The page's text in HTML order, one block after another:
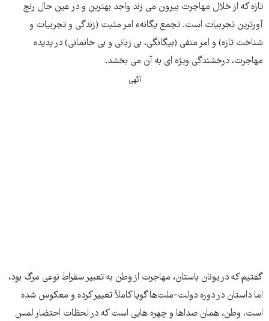
تازه که از خلال مهاجرت بیرون مى زند واجد بهترین و در عین حال رنج
آورترین تجربیات است. تجمع یگانهء امر مثبت (زندگى و تجربیات و
شناخت تازه) و امر منفى (بیگانگى، بى زبانى و بى خانمانى) در پدیده
مهاجرت، درخشندگى ویژه اى به آن مى بخشد.
آگهی
گفتیم که در یونان باستان، مهاجرت از وطن به تعبیر سقراط نوعى مرگ بود،
اما داستان در دوره دولت-ملت‌ها گویا کاملاً تغییر کرده و معکوس شده
است. وطن، همان صداها و چهره هایى است که در لحظات احتضار لمس